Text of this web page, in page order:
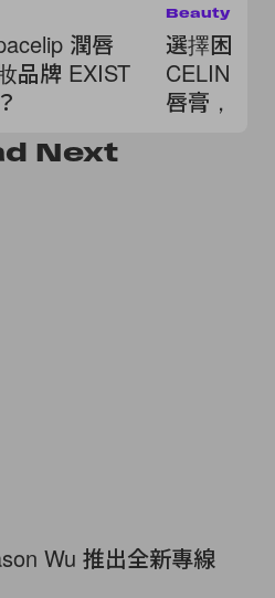
潤唇
品牌 EXIST
Beauty
選擇困難
CELINE
唇膏，全
Next
Wu 推出全新專線